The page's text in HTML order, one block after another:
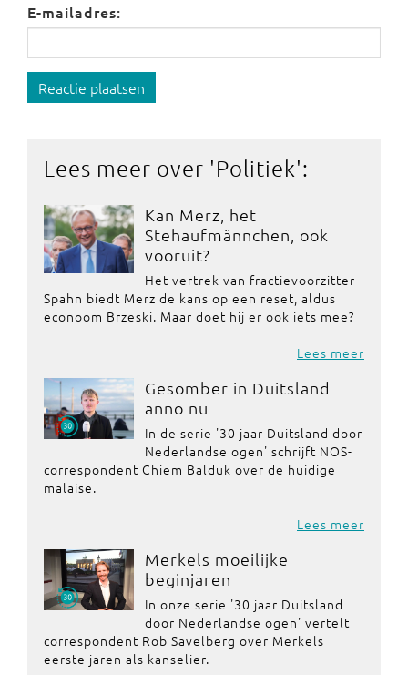
E-mailadres:
Reactie plaatsen
Lees meer over 'Politiek':
Kan Merz, het
Stehaufmännchen, ook
vooruit?
Het vertrek van fractievoorzitter
Spahn biedt Merz de kans op een reset, aldus
econoom Brzeski. Maar doet hij er ook iets mee?
Lees meer
Gesomber in Duitsland
anno nu
In de serie '30 jaar Duitsland door
Nederlandse ogen' schrijft NOS-
correspondent Chiem Balduk over de huidige
malaise.
Lees meer
Merkels moeilijke
beginjaren
In onze serie '30 jaar Duitsland
door Nederlandse ogen' vertelt
correspondent Rob Savelberg over Merkels
eerste jaren als kanselier.